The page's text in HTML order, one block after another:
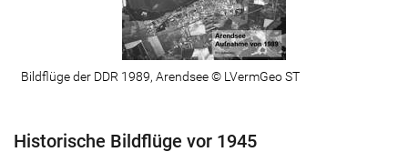
Bildflüge der DDR 1989, Arendsee © LVermGeo ST
Historische Bildflüge vor 1945